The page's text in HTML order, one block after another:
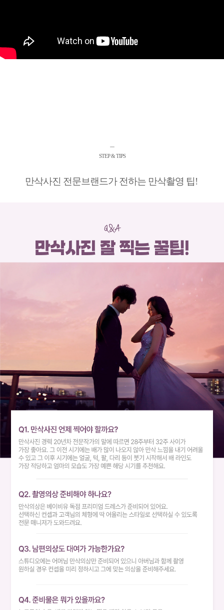
ㅡ
STEP & TIPS
만삭사진 전문브랜드가 전하는 만삭촬영 팁!